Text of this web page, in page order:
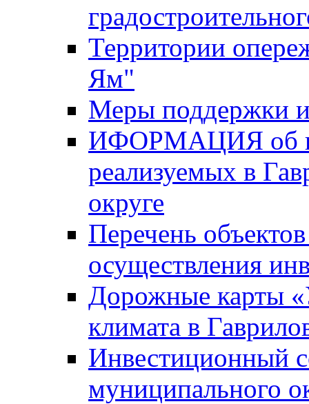
Территории
Ям"
Меры поддержки
ИФОРМАЦИЯ об
реализуемых в
округе
Перечень
осуществления
Дорожные карты
климата в
Инвестиционный
муниципального